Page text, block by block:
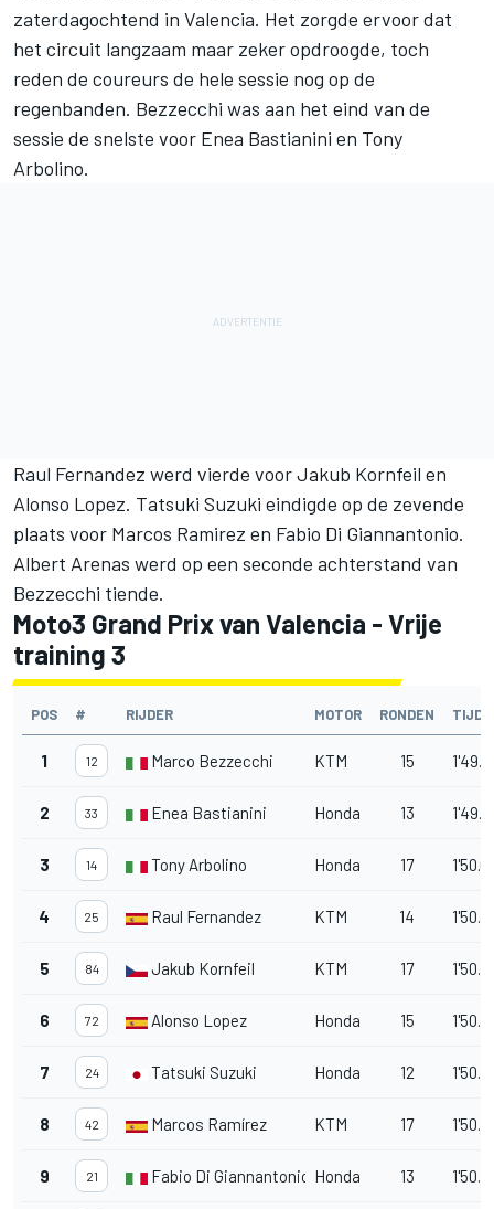
zaterdagochtend in Valencia. Het zorgde ervoor dat
het circuit langzaam maar zeker opdroogde, toch
reden de coureurs de hele sessie nog op de
regenbanden. Bezzecchi was aan het eind van de
sessie de snelste voor Enea Bastianini en Tony
Arbolino.
Raul Fernandez werd vierde voor Jakub Kornfeil en
Alonso Lopez. Tatsuki Suzuki eindigde op de zevende
plaats voor Marcos Ramirez en Fabio Di Giannantonio.
Albert Arenas werd op een seconde achterstand van
Bezzecchi tiende.
Moto3 Grand Prix van Valencia - Vrije
training 3
POS # RIJDER MOTOR RONDEN TIJD
1 12 Marco Bezzecchi KTM 15
2 33 Enea Bastianini Honda 13
3 14 Tony Arbolino Honda 17
4 25 Raul Fernandez KTM 14
5 84 Jakub Kornfeil KTM 17
6 72 Alonso Lopez Honda 15
7 24 Tatsuki Suzuki Honda 12
8 42 Marcos Ramírez KTM 17
9 21 Fabio Di Giannantonio Honda 13